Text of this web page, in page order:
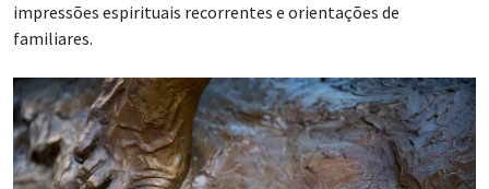
impressões espirituais recorrentes e orientações de
familiares.